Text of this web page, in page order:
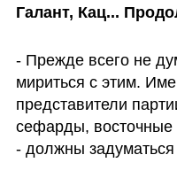
Галант, Кац...
- Прежде всего не
мириться с этим.
представители
сефарды,
- должны задуматься